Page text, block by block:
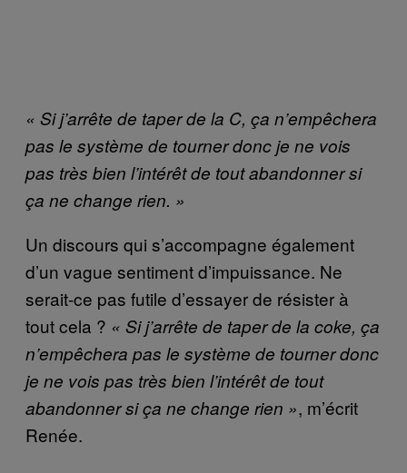
« Si j’arrête de taper de la C, ça n’empêchera
pas le système de tourner donc je ne vois
pas très bien l’intérêt de tout abandonner si
ça ne change rien. »
Un discours qui s’accompagne également
d’un vague sentiment d’impuissance. Ne
serait-ce pas futile d’essayer de résister à
tout cela ? « Si j’arrête de taper de la coke, ça
n’empêchera pas le système de tourner donc
je ne vois pas très bien l’intérêt de tout
abandonner si ça ne change rien », m’écrit
Renée.